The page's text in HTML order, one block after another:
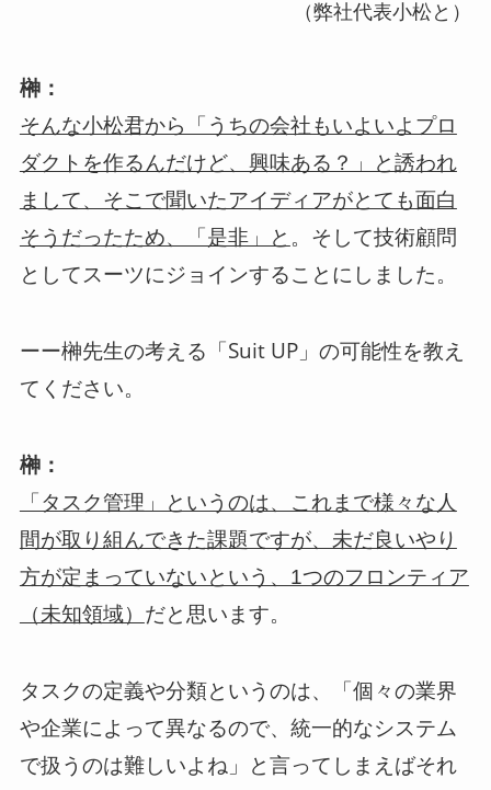
（弊社代表小松と）
榊：
そんな小松君から「うちの会社もいよいよプロ
ダクトを作るんだけど、興味ある？」と誘われ
まして、そこで聞いたアイディアがとても面白
そうだったため、「是非」と 。そして技術顧問
としてスーツにジョインすることにしました。
ーー榊先生の考える「Suit UP」の可能性を教え
てください。
榊：
「タスク管理」というのは、これまで様々な人
間が取り組んできた課題ですが、未だ良いやり
方が定まっていないという、1つのフロンティア
（未知領域） だと思います。
タスクの定義や分類というのは、「個々の業界
や企業によって異なるので、統一的なシステム
で扱うのは難しいよね」と言ってしまえばそれ